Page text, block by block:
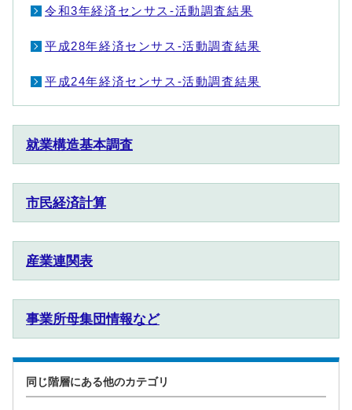
令和3年経済センサス‐活動調査結果
平成28年経済センサス‐活動調査結果
平成24年経済センサス‐活動調査結果
就業構造基本調査
市民経済計算
産業連関表
事業所母集団情報など
同じ階層にある他のカテゴリ